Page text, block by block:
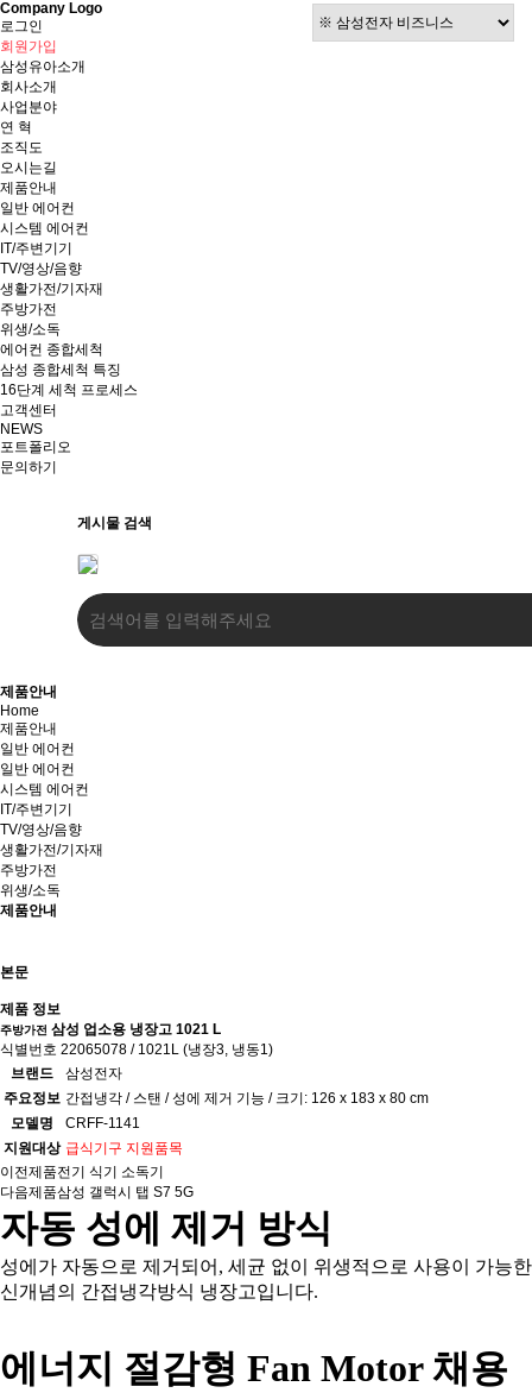
Company Logo
로그인
회원가입
삼성유아소개
회사소개
사업분야
연 혁
조직도
오시는길
제품안내
일반 에어컨
시스템 에어컨
IT/주변기기
TV/영상/음향
생활가전/기자재
주방가전
위생/소독
에어컨 종합세척
삼성 종합세척 특징
16단계 세척 프로세스
고객센터
NEWS
포트폴리오
문의하기
게시물 검색
제품안내
Home
제품안내
일반 에어컨
일반 에어컨
시스템 에어컨
IT/주변기기
TV/영상/음향
생활가전/기자재
주방가전
위생/소독
제품안내
본문
제품 정보
주방가전 삼성 업소용 냉장고 1021 L
식별번호 22065078 / 1021L (냉장3, 냉동1)
브랜드
삼성전자
주요정보 간접냉각 / 스탠 / 성에 제거 기능 / 크기: 126 x 183 x 80 cm
모델명
CRFF-1141
지원대상 급식기구 지원품목
이전제품전기 식기 소독기
다음제품삼성 갤럭시 탭 S7 5G
자동 성에 제거 방식
성에가 자동으로 제거되어, 세균 없이 위생적으로 사용이 가능한
신개념의 간접냉각방식 냉장고입니다.
에너지 절감형 Fan Motor 채용